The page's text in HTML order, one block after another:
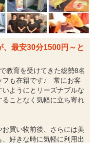
最安30分1500円～と
教育を受けてきた総勢8名
フも在籍です♪ 常にお客
ようにとリーズナブルな
ことなく気軽に立ち寄れ
買い物前後、さらには美
好きな時に気軽に利用出